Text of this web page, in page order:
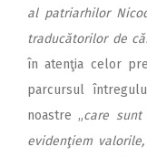
al patriarhilor
traducătorilor de
în atenţia celor
parcursul
noastre „care
evidenţiem